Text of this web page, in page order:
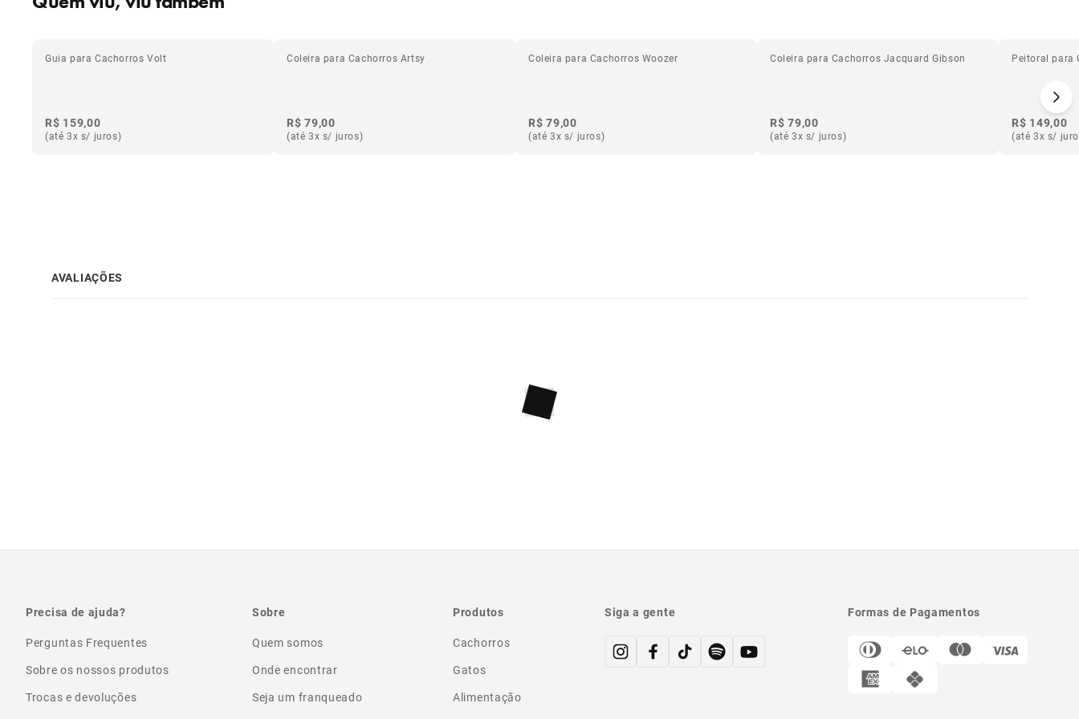
Guia para Cachorros Volt
R$ 159,00
(até 3x s/ juros)
Coleira para Cachorros Artsy
R$ 79,00
(até 3x s/ juros)
Coleira para Cachorros Woozer
R$ 79,00
(até 3x s/ juros)
Coleira para Cachorros Jacquard Gibson
R$ 79,00
(até 3x s/ juros)
Peitoral para
R$ 149,00
(até 3x s/
AVALIAÇÕES
Precisa de ajuda?
Perguntas Frequentes
Sobre os nossos produtos
Trocas e devoluções
Sobre
Quem somos
Onde encontrar
Seja um franqueado
Produtos
Cachorros
Gatos
Alimentação
Siga a gente Formas de Pagamentos